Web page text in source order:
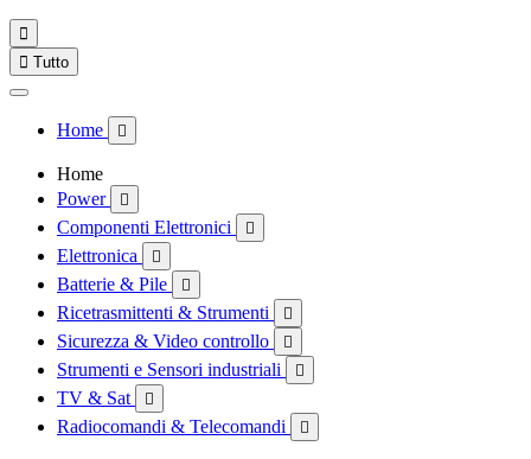

 Tutto
Home 
Home
Power

Componenti Elettronici 
Elettronica 
Batterie & Pile 
Ricetrasmittenti & Strumenti 
Sicurezza & Video controllo 
Strumenti e Sensori industriali 
TV & Sat 
Radiocomandi & Telecomandi 